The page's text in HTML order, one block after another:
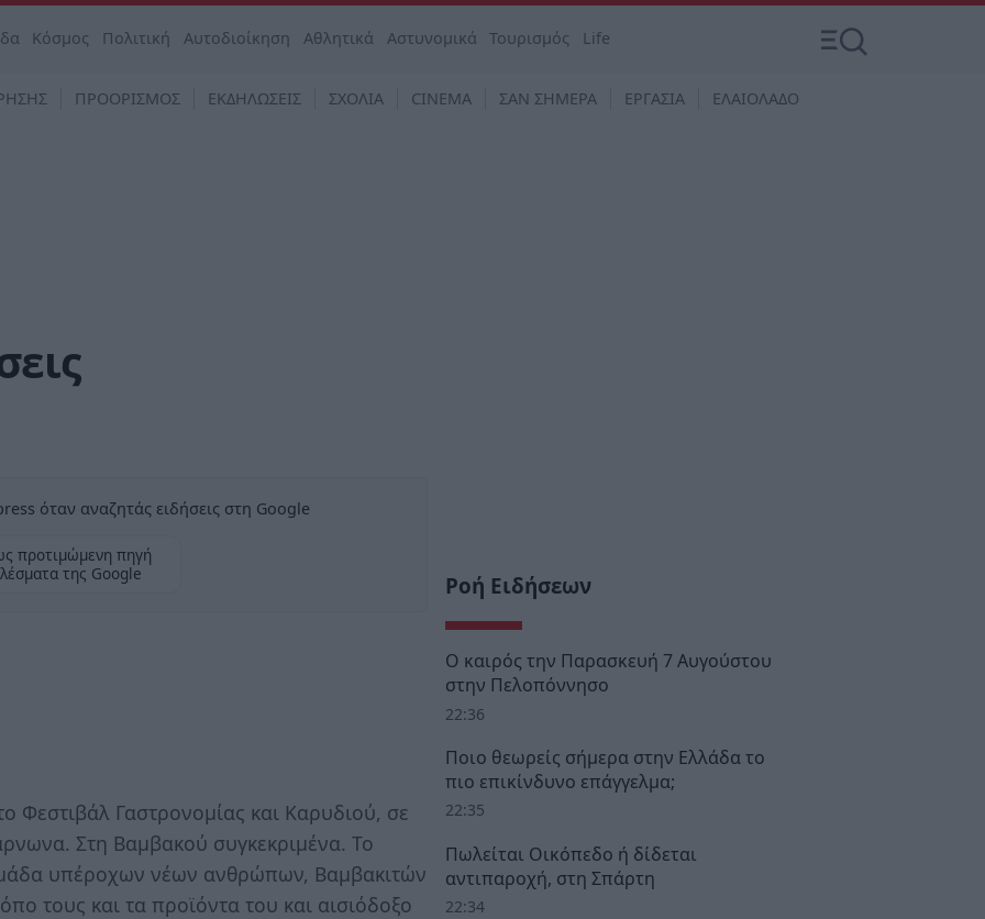
Κόσμος Πολιτική Αυτοδιοίκηση Αθλητικά Αστυνομικά Τουρισμός Life
ΠΡΟΟΡΙΣΜΟΣ ΕΚΔΗΛΩΣΕΙΣ ΣΧΟΛΙΑ CINEMA ΣΑΝ ΣΗΜΕΡΑ ΕΡΓΑΣΙΑ ΕΛΑΙΟΛΑΔΟ
όταν αναζητάς ειδήσεις στη Google
προτιμώμενη πηγή
της Google
Φεστιβάλ Γαστρονομίας και Καρυδιού, σε
Στη Βαμβακού συγκεκριμένα. Το
υπέροχων νέων ανθρώπων, Βαμβακιτών
τους και τα προϊόντα του και αισιόδοξο
Ροή Ειδήσεων
Ο καιρός την Παρασκευή 7 Αυγούστου
στην Πελοπόννησο
22:36
Ποιο θεωρείς σήμερα στην Ελλάδα το
πιο επικίνδυνο επάγγελμα;
22:35
Πωλείται Οικόπεδο ή δίδεται
αντιπαροχή, στη Σπάρτη
22:34